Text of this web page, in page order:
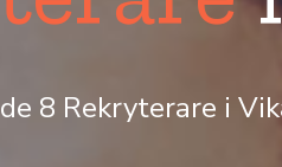
8 Rekryterare i